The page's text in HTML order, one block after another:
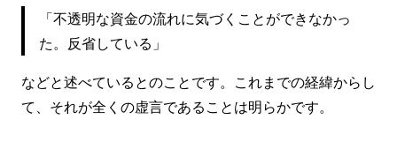
「不透明な資金の流れに気づくことができなかっ
た。反省している」
などと述べているとのことです。これまでの経緯からし
て、それが全くの虚言であることは明らかです。